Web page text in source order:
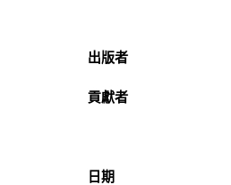
出版者
貢獻者
日期